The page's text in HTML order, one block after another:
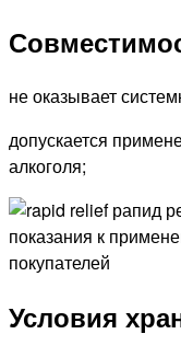
не оказывает
допускается
алкоголя;
Условия